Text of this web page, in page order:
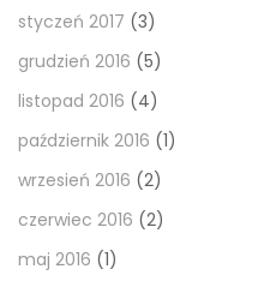
styczeń 2017 (3)
grudzień 2016 (5)
listopad 2016 (4)
październik 2016 (1)
wrzesień 2016 (2)
czerwiec 2016 (2)
maj 2016 (1)